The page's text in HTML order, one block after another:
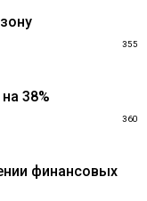
355
38%
360
финансовых